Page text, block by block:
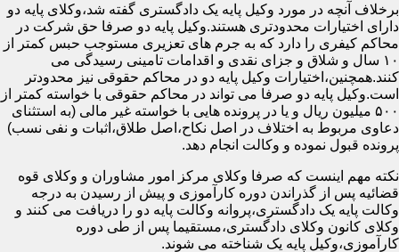
برخلاف آنچه در مورد وکیل پایه یک دادگستری گفته شد،وکلای پایه دو
دارای اختیارات محدودتری هستند.وکیل پایه دو صرفا حق شرکت در
محاکم کیفری را دارد که به جرم های تعزیری مستوجب حبس کمتر از
۱۰ سال و شلاق و جزای نقدی و اقدامات تامینی رسیدگی می
کنند.همچنین،اختیارات وکیل پایه دو در محاکم حقوقی نیز محدودتر
است.وکیل پایه دو صرفا می تواند در محاکم حقوقی با خواسته کمتر از
۵۰۰ میلیون ریال و یا در پرونده هایی با خواسته غیر مالی (به استثنای
دعاوی مربوط به اختلاف در اصل نکاح،اصل طلاق،اثبات و نفی نسب)
پرونده قبول نموده و وکالت انجام دهد.
نکته مهم اینست که صرفا وکلای مرکز امور مشاوران و وکلای قوه
قضائیه پس از گذراندن دوره کارآموزی و پیش از رسیدن به درجه
وکالت پایه یک دادگستری،پروانه وکالت پایه دو را دریافت می کنند و
وکلای کانون وکلای دادگستری،مستقیما پس از طی دوره
کارآموزی،وکیل پایه یک شناخته می شوند.